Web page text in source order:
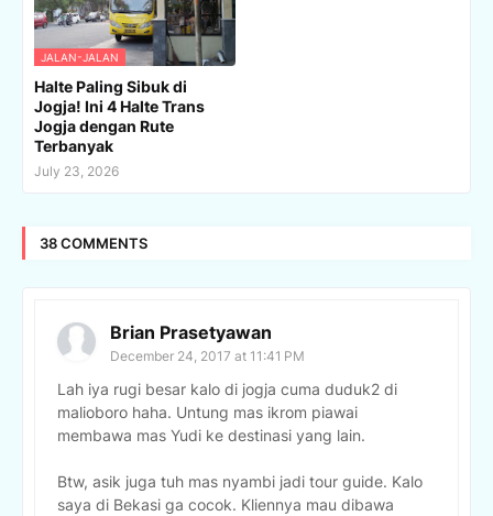
JALAN-JALAN
Halte Paling Sibuk di
Jogja! Ini 4 Halte Trans
Jogja dengan Rute
Terbanyak
July 23, 2026
38 COMMENTS
Brian Prasetyawan
December 24, 2017 at 11:41 PM
Lah iya rugi besar kalo di jogja cuma duduk2 di
malioboro haha. Untung mas ikrom piawai
membawa mas Yudi ke destinasi yang lain.
Btw, asik juga tuh mas nyambi jadi tour guide. Kalo
saya di Bekasi ga cocok. Kliennya mau dibawa